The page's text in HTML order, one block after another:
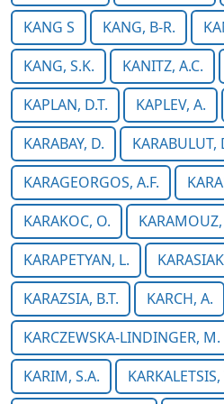
KANG S
KANG, B-R.
KANG, S.K.
KANITZ, A.C.
KAPLAN, D.T.
KAPLEV, A.
KARABAY, D.
KARABULUT,
KARAGEORGOS, A.F.
KARAKOC, O.
KARAPETYAN, L.
KARAZSIA, B.T.
KARCH, A.
KARCZEWSKA-LINDINGER, M.
KARIM, S.A.
KARKALETSIS,